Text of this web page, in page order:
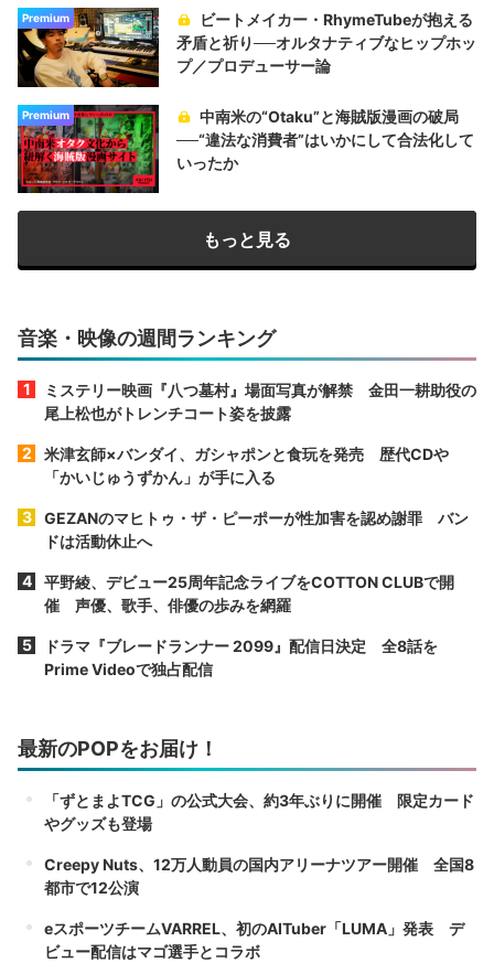
Premium
ビートメイカー・RhymeTubeが抱える
矛盾と祈り──オルタナティブなヒップホッ
プ／プロデューサー論
Premium
中南米の“Otaku”と海賊版漫画の破局
──“違法な消費者”はいかにして合法化して
いったか
もっと見る
音楽・映像の週間ランキング
ミステリー映画『八つ墓村』場面写真が解禁 金田一耕助役の
尾上松也がトレンチコート姿を披露
米津玄師×バンダイ、ガシャポンと食玩を発売 歴代CDや
「かいじゅうずかん」が手に入る
GEZANのマヒトゥ・ザ・ピーポーが性加害を認め謝罪 バン
ドは活動休止へ
平野綾、デビュー25周年記念ライブをCOTTON CLUBで開
催 声優、歌手、俳優の歩みを網羅
ドラマ『ブレードランナー 2099』配信日決定 全8話を
Prime Videoで独占配信
最新のPOPをお届け！
「ずとまよTCG」の公式大会、約3年ぶりに開催 限定カード
やグッズも登場
Creepy Nuts、12万人動員の国内アリーナツアー開催 全国8
都市で12公演
eスポーツチームVARREL、初のAITuber「LUMA」発表 デ
ビュー配信はマゴ選手とコラボ